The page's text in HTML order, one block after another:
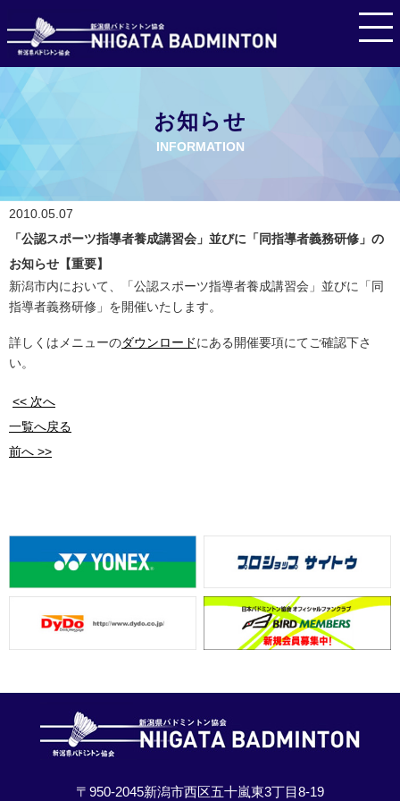
お知らせ
INFORMATION
2010.05.07
「公認スポーツ指導者養成講習会」並びに「同指導者義務研修」の
お知らせ【重要】
新潟市内において、「公認スポーツ指導者養成講習会」並びに「同
指導者義務研修」を開催いたします。
詳しくはメニューのダウンロードにある開催要項にてご確認下さ
い。
<< 次へ
一覧へ戻る
前へ >>
〒950-2045新潟市西区五十嵐東3丁目8-19